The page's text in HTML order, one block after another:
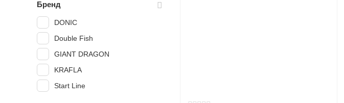
Бренд
DONIC
Double Fish
GIANT DRAGON
KRAFLA
Start Line